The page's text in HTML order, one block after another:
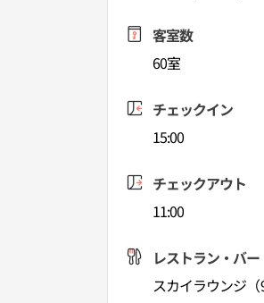
客室数
60室
チェックイン
15:00
チェックアウト
11:00
レストラン・バー
スカイラウンジ（